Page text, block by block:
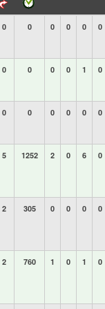
0 0 0 0 0 0
0 0 0 0 1 0
0 0 0 0 0 0
5 1252 2 0 6 0
2 305 0 0 0 0
2 760 1 0 1 0